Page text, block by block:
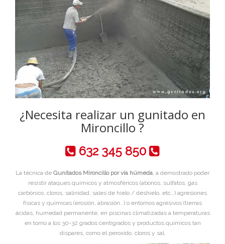
¿Necesita realizar un gunitado en
Mironcillo ?
632 345 850
La técnica de Gunitados Mironcillo por vía húmeda, a demostrado poder
resistir ataques químicos y atmosféricos (abonos, sulfatos, gas
carbónico, cloros, salinidad, sales de hielo / deshielo, etc…) agresiones
físicas y químicas (erosión, abrasión…) o entornos agresivos (tierras
ácidas, humedad permanente, en piscinas climatizadas a temperaturas
en torno a los 30-32 grados centigrados y productos químicos tan
dispares, como el peroxido, cloros y sal.